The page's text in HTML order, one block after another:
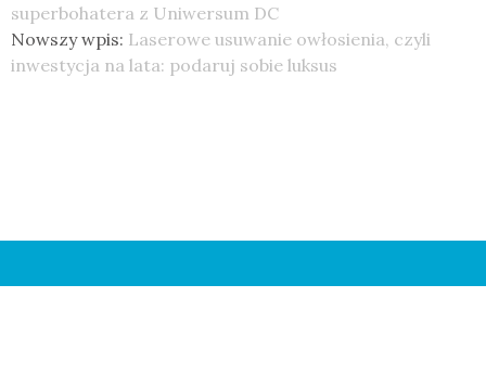
superbohatera z Uniwersum DC
Nowszy wpis: Laserowe usuwanie owłosienia, czyli
inwestycja na lata: podaruj sobie luksus